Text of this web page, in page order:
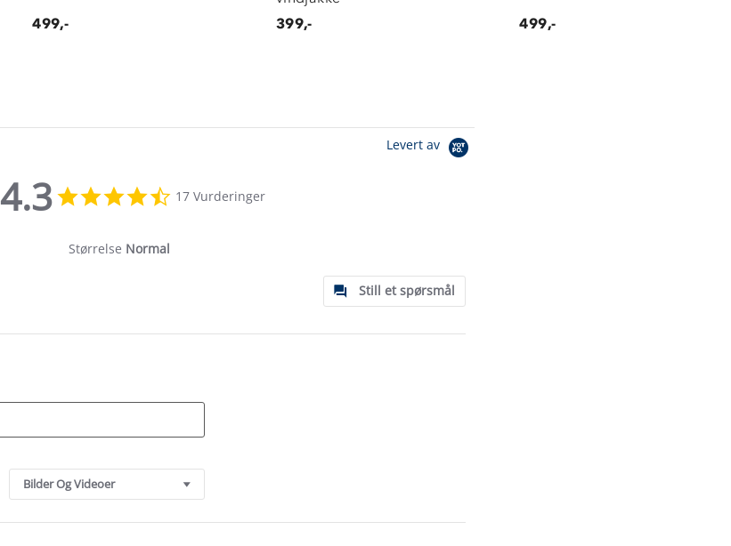
499,-
399,-
499,-
Levert av
4.3
star
17 Vurderinger
Størrelse Normal
Still et spørsmål
Bilder Og Videoer